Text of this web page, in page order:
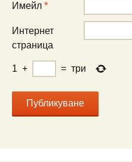
Имейл *
Интернет
страница
1 + = три